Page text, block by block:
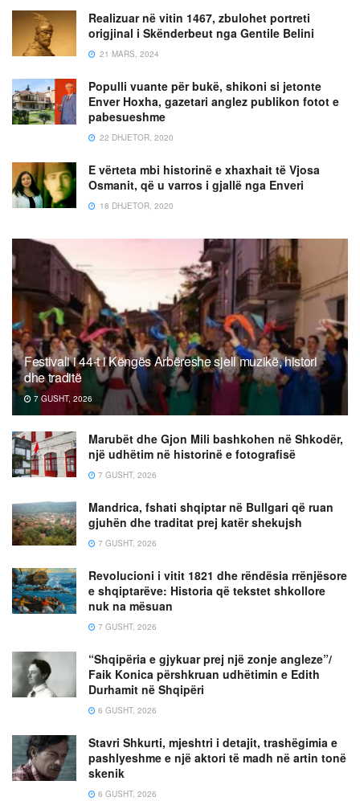
Realizuar në vitin 1467, zbulohet portreti
origjinal i Skënderbeut nga Gentile Belini
21 MARS, 2024
Populli vuante për bukë, shikoni si jetonte
Enver Hoxha, gazetari anglez publikon fotot e
pabesueshme
22 DHJETOR, 2020
E vërteta mbi historinë e xhaxhait të Vjosa
Osmanit, që u varros i gjallë nga Enveri
18 DHJETOR, 2020
Festivali i 44-t i Këngës Arbëreshe sjell muzikë, histori
dhe traditë
7 GUSHT, 2026
Marubët dhe Gjon Mili bashkohen në Shkodër,
një udhëtim në historinë e fotografisë
7 GUSHT, 2026
Mandrica, fshati shqiptar në Bullgari që ruan
gjuhën dhe traditat prej katër shekujsh
7 GUSHT, 2026
Revolucioni i vitit 1821 dhe rëndësia rrënjësore
e shqiptarëve: Historia që tekstet shkollore
nuk na mësuan
7 GUSHT, 2026
“Shqipëria e gjykuar prej një zonje angleze”/
Faik Konica përshkruan udhëtimin e Edith
Durhamit në Shqipëri
6 GUSHT, 2026
Stavri Shkurti, mjeshtri i detajit, trashëgimia e
pashlyeshme e një aktori të madh në artin tonë
skenik
6 GUSHT, 2026